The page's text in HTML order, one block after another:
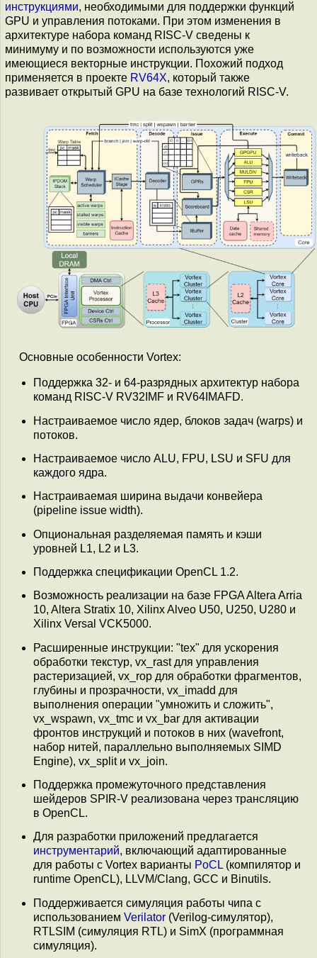
инструкциями, необходимыми для поддержки функций
GPU и управления потоками. При этом изменения в
архитектуре набора команд RISC-V сведены к
минимуму и по возможности используются уже
имеющиеся векторные инструкции. Похожий подход
применяется в проекте RV64X, который также
развивает открытый GPU на базе технологий RISC-V.
Основные особенности Vortex:
Поддержка 32- и 64-разрядных архитектур набора
команд RISC-V RV32IMF и RV64IMAFD.
Настраиваемое число ядер, блоков задач (warps) и
потоков.
Настраиваемое число ALU, FPU, LSU и SFU для
каждого ядра.
Настраиваемая ширина выдачи конвейера
(pipeline issue width).
Опциональная разделяемая память и кэши
уровней L1, L2 и L3.
Поддержка спецификации OpenCL 1.2.
Возможность реализации на базе FPGA Altera Arria
10, Altera Stratix 10, Xilinx Alveo U50, U250, U280 и
Xilinx Versal VCK5000.
Расширенные инструкции: "tex" для ускорения
обработки текстур, vx_rast для управления
растеризацией, vx_rop для обработки фрагментов,
глубины и прозрачности, vx_imadd для
выполнения операции "умножить и сложить",
vx_wspawn, vx_tmc и vx_bar для активации
фронтов инструкций и потоков в них (wavefront,
набор нитей, параллельно выполняемых SIMD
Engine), vx_split и vx_join.
Поддержка промежуточного представления
шейдеров SPIR-V реализована через трансляцию
в OpenCL.
Для разработки приложений предлагается
инструментарий, включающий адаптированные
для работы с Vortex варианты PoCL (компилятор и
runtime OpenCL), LLVM/Clang, GCC и Binutils.
Поддерживается симуляция работы чипа с
использованием Verilator (Verilog-симулятор),
RTLSIM (симуляция RTL) и SimX (программная
симуляция).